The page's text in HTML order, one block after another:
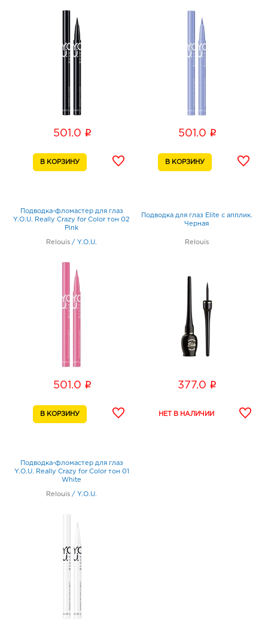
501.0 i 501.0 i
Подводка-фломастер для глаз
Y.O.U. Really Crazy for Color тон 02
Pink
Relouis / Y.O.U.
501.0 i
Подводка для глаз Elite с апплик.
Черная
Relouis
377.0 i
Подводка-фломастер для глаз
Y.O.U. Really Crazy for Color тон 01
White
Relouis / Y.O.U.